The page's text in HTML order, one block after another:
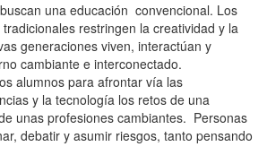
una educación convencional. Los
restringen la creatividad y la
generaciones viven, interactúan y
cambiante e interconectado.
alumnos para afrontar vía las
y la tecnología los retos de una
unas profesiones cambiantes. Personas
debatir y asumir riesgos, tanto pensando